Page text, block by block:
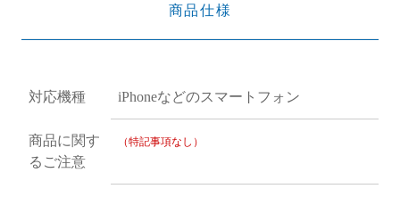
商品仕様
対応機種 iPhoneなどのスマートフォン
商品に関す
るご注意
（特記事項なし）